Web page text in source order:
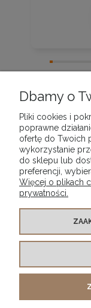
Dbamy o
Pliki cookies i
poprawne
ofertę do Twoich
wykorzystanie
do sklepu lub
preferencji,
Więcej o plikach
prywatności.